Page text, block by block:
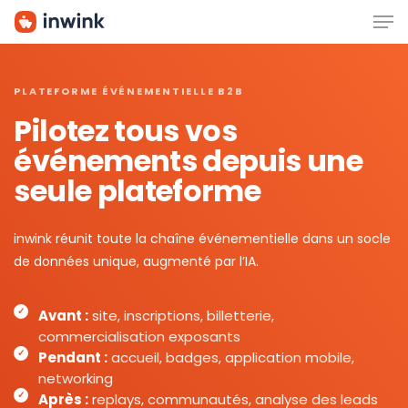
Skip
PLATEFORME ÉVÉNEMENTIELLE B2B
Pilotez tous vos
événements depuis une
seule plateforme
inwink réunit toute la chaîne événementielle dans un socle
de données unique, augmenté par l’IA.
Avant :site, inscriptions, billetterie,
commercialisation exposants
Pendant :accueil, badges, application mobile,
networking
Après :replays, communautés, analyse des leads